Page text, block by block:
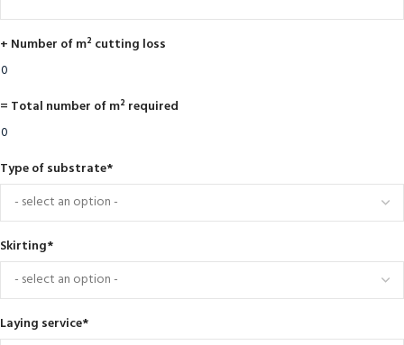
+ Number of m² cutting loss
= Total number of m² required
Type of substrate*
Skirting*
Laying service*